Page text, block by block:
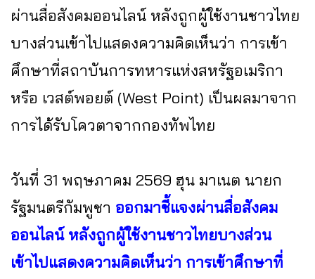
ผ่านสื่อสังคมออนไลน์ หลังถูกผู้ใช้งานชาวไทย
บางส่วนเข้าไปแสดงความคิดเห็นว่า การเข้า
ศึกษาที่สถาบันการทหารแห่งสหรัฐอเมริกา
หรือ เวสต์พอยต์ (West Point) เป็นผลมาจาก
การได้รับโควตาจากกองทัพไทย
วันที่ 31 พฤษภาคม 2569 ฮุน มาเนต นายก
รัฐมนตรีกัมพูชา ออกมาชี้แจงผ่านสื่อสังคม
ออนไลน์ หลังถูกผู้ใช้งานชาวไทยบางส่วน
เข้าไปแสดงความคิดเห็นว่า การเข้าศึกษาที่